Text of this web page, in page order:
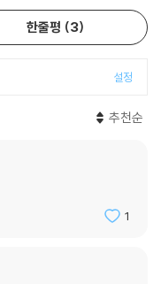
한다.(3장 상하이 ‘삶의 경계
진인(眞人)보다 호인(好
하이를 거닐며 저자는 우리
의 모습을 대면할 수 있을
지만, 일상에 파묻혀 있던
책 곳곳에서 풍부한 역사
는’ 질문을 던진다. 그것이
한줄평 3
설정
추천순
1